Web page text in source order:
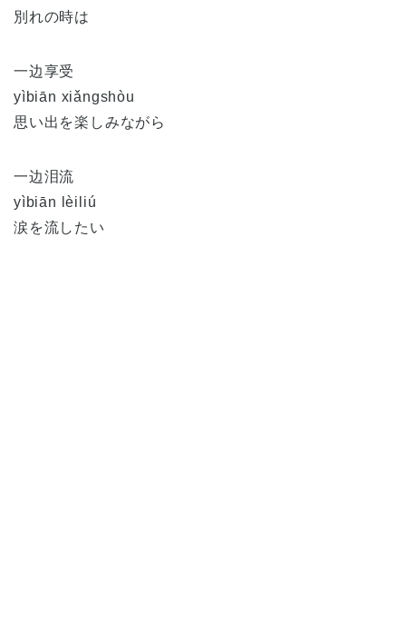
別れの時は
一边享受
yìbiān xiǎngshòu
思い出を楽しみながら
一边泪流
yìbiān lèiliú
涙を流したい